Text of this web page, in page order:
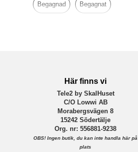
Begagnad Begagnat
Här finns vi
Tele2 by SkalHuset
C/O Lowwi AB
Morabergsvägen 8
15242 Södertälje
Org. nr: 556881-9238
OBS! Ingen butik, du kan inte handla här på
plats